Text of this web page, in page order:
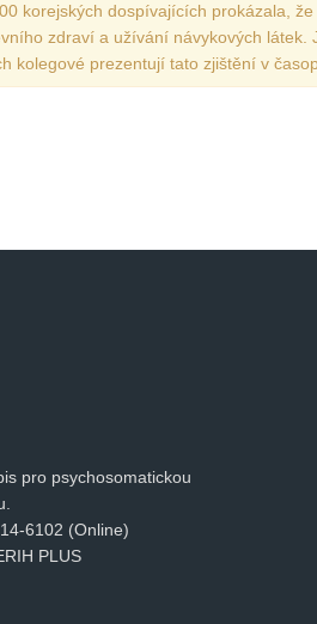
korejských dospívajících prokázala,
zdraví a užívání návykových látek.
kolegové prezentují tato zjištění v
pro psychosomatickou
6102 (Online)
PLUS